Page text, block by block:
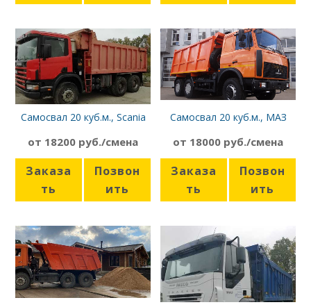
Самосвал 20 куб.м., Scania
от 18200 руб./смена
Заказа
ть
Позвон
ить
Самосвал 20 куб.м., МАЗ
от 18000 руб./смена
Заказа
ть
Позвон
ить